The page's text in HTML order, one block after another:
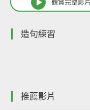
觀賞完整影片
造句練習
推薦影片